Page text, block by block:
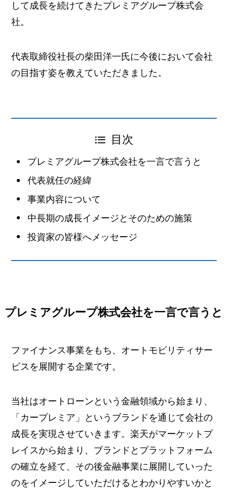
して成長を続けてきたプレミアグループ株式会
社。
代表取締役社長の柴田洋一氏に今後において会社
の目指す姿を教えていただきました。
目次
プレミアグループ株式会社を一言で言うと
代表就任の経緯
事業内容について
中長期の成長イメージとそのための施策
投資家の皆様へメッセージ
プレミアグループ株式会社を一言で言うと
ファイナンス事業をもち、オートモビリティサー
ビスを展開する企業です。
当社はオートローンという金融領域から始まり、
「カープレミア」というブランドを通じて会社の
成長を実現させていきます。楽天がマーケットプ
レイスから始まり、ブランドとプラットフォーム
の確立を経て、その後金融事業に展開していった
のをイメージしていただけるとわかりやすいかと